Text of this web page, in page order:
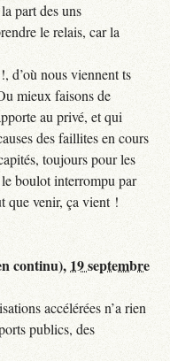
part des uns
le relais, car la
d’où nous viennent ts
mieux faisons de
au privé, et qui
des faillites en cours
toujours pour les
boulot interrompu par
que venir, ça vient !
continu), 19 septembre
accélérées n’a rien
publics, des